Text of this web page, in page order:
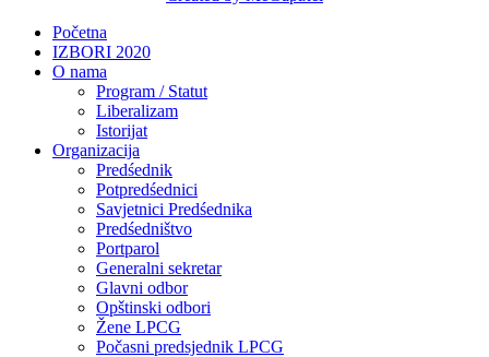
Početna
IZBORI 2020
O nama
Program / Statut
Liberalizam
Istorijat
Organizacija
Predśednik
Potpredśednici
Savjetnici Predśednika
Predśedništvo
Portparol
Generalni sekretar
Glavni odbor
Opštinski odbori
Žene LPCG
Počasni predsjednik LPCG